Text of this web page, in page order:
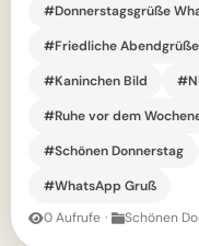
#Donnerstagsgrüße
#Friedliche Abendgrüße
#Kaninchen Bild
#Ruhe vor dem
#Schönen Donnerstag
#WhatsApp Gruß
0 Aufrufe · Schönen